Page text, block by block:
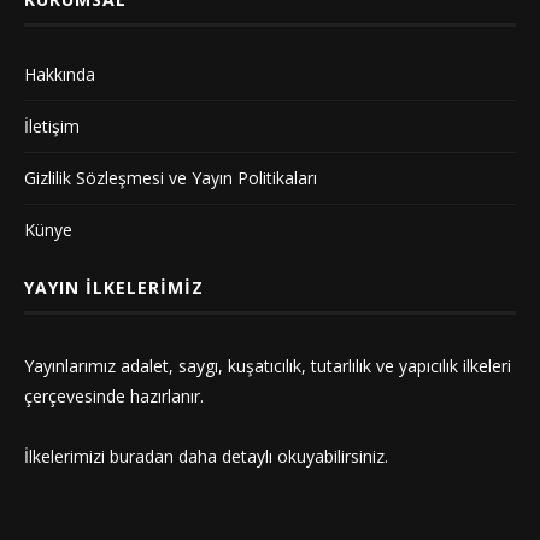
Hakkında
İletişim
Gizlilik Sözleşmesi ve Yayın Politikaları
Künye
YAYIN İLKELERIMIZ
Yayınlarımız adalet, saygı, kuşatıcılık, tutarlılık ve yapıcılık ilkeleri
çerçevesinde hazırlanır.
İlkelerimizi buradan daha detaylı okuyabilirsiniz.